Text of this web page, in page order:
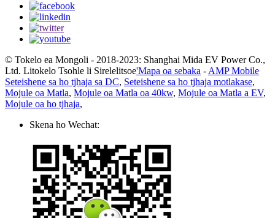
© Tokelo ea Mongoli - 2018-2023: Shanghai Mida EV Power Co.,
Ltd. Litokelo Tsohle li Sirelelitsoe'Mapa oa sebaka - AMP Mobile
Seteishene sa ho tjhaja sa DC, Seteishene sa ho tjhaja motlakase,
Mojule oa Matla, Mojule oa Matla oa 40kw, Mojule oa Matla a EV,
Mojule oa ho tjhaja,
Skena ho Wechat: